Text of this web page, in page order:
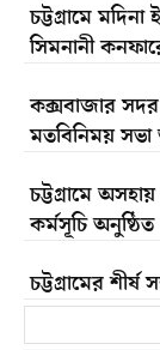
চট্টগ্রামে
সিমনানী
কক্সবাজার সদর
মতবিনিময় সভা
চট্টগ্রামে
কর্মসূচি অনুষ্ঠিত
চট্টগ্রামের